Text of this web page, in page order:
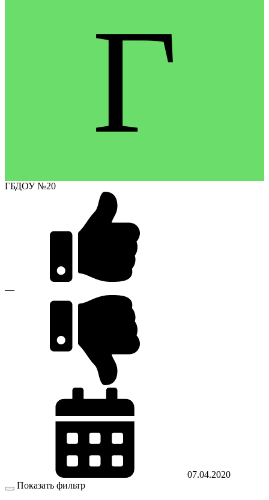
Г
ГБДОУ №20
—
07.04.2020
Показать фильтр